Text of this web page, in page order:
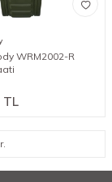
WRM2002-R
TL